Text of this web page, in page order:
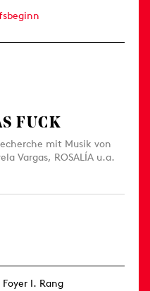
FUCK
mit Musik von
Vargas, ROSALÍA u.a.
I. Rang